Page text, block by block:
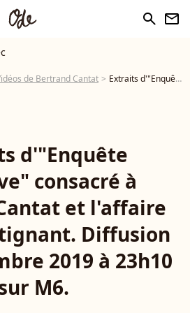
search newsletter
de Bertrand Cantat Extraits d'"Enquête exclusive" consacré à Bertrand Cantat et l'affaire Marie Trintignant. Diffusion le 24 novembre 2019 à 23h10 sur M6. - Vidéo
d'"Enquête
consacré à
et l'affaire
Diffusion
2019 à 23h10
M6.